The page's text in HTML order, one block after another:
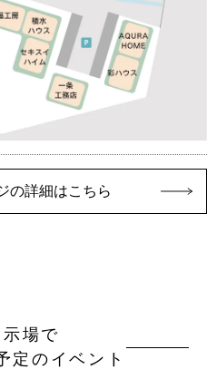
の詳細はこちら
示場で
定のイベント